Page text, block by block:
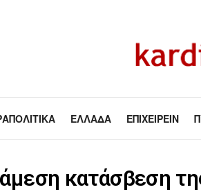
ΕΛΛΆΔΑ ΕΠΙΧΕΙΡΕΊΝ
κατάσβεση